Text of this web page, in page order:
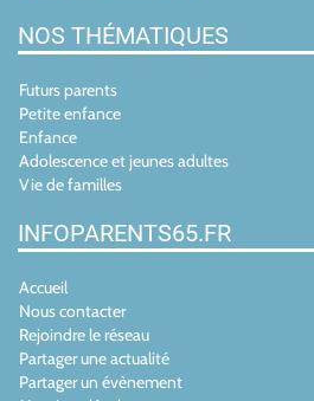
NOS THÉMATIQUES
Futurs parents
Petite enfance
Enfance
Adolescence et jeunes adultes
Vie de familles
INFOPARENTS65.FR
Accueil
Nous contacter
Rejoindre le réseau
Partager une actualité
Partager un évènement